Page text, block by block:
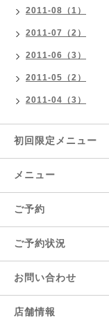
2011-08（1）
2011-07（2）
2011-06（3）
2011-05（2）
2011-04（3）
初回限定メニュー
メニュー
ご予約
ご予約状況
お問い合わせ
店舗情報